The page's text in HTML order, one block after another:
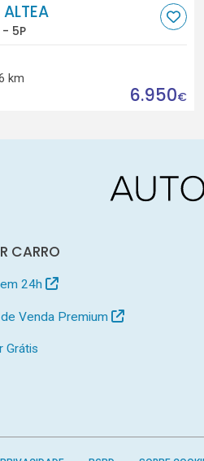
- 5P
km
6.950€
CARRO
24h
Venda Premium
Grátis